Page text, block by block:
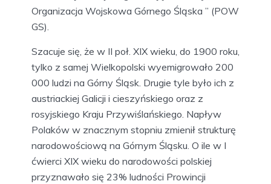
Organizacja Wojskowa Górnego Śląska ” (POW
GS).
Szacuje się, że w II poł. XIX wieku, do 1900 roku,
tylko z samej Wielkopolski wyemigrowało 200
000 ludzi na Górny Śląsk. Drugie tyle było ich z
austriackiej Galicji i cieszyńskiego oraz z
rosyjskiego Kraju Przywiślańskiego. Napływ
Polaków w znacznym stopniu zmienił strukturę
narodowościową na Górnym Śląsku. O ile w I
ćwierci XIX wieku do narodowości polskiej
przyznawało się 23% ludności Prowincji